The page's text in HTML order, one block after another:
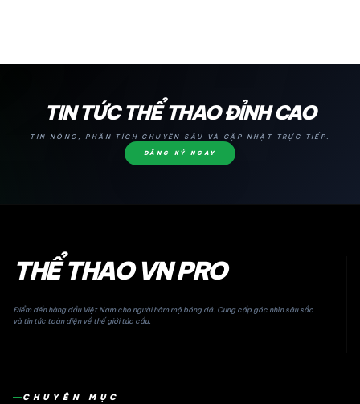
TIN TỨC THỂ THAO ĐỈNH CAO
TIN NÓNG, PHÂN TÍCH CHUYÊN SÂU VÀ CẬP NHẬT TRỰC TIẾP.
ĐĂNG KÝ NGAY
THỂ THAO VN PRO
Điểm đến hàng đầu Việt Nam cho người hâm mộ bóng đá. Cung cấp góc nhìn sâu sắc
và tin tức toàn diện về thế giới túc cầu.
CHUYÊN MỤC